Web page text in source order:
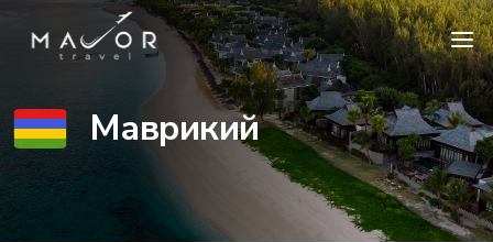
Маврикий